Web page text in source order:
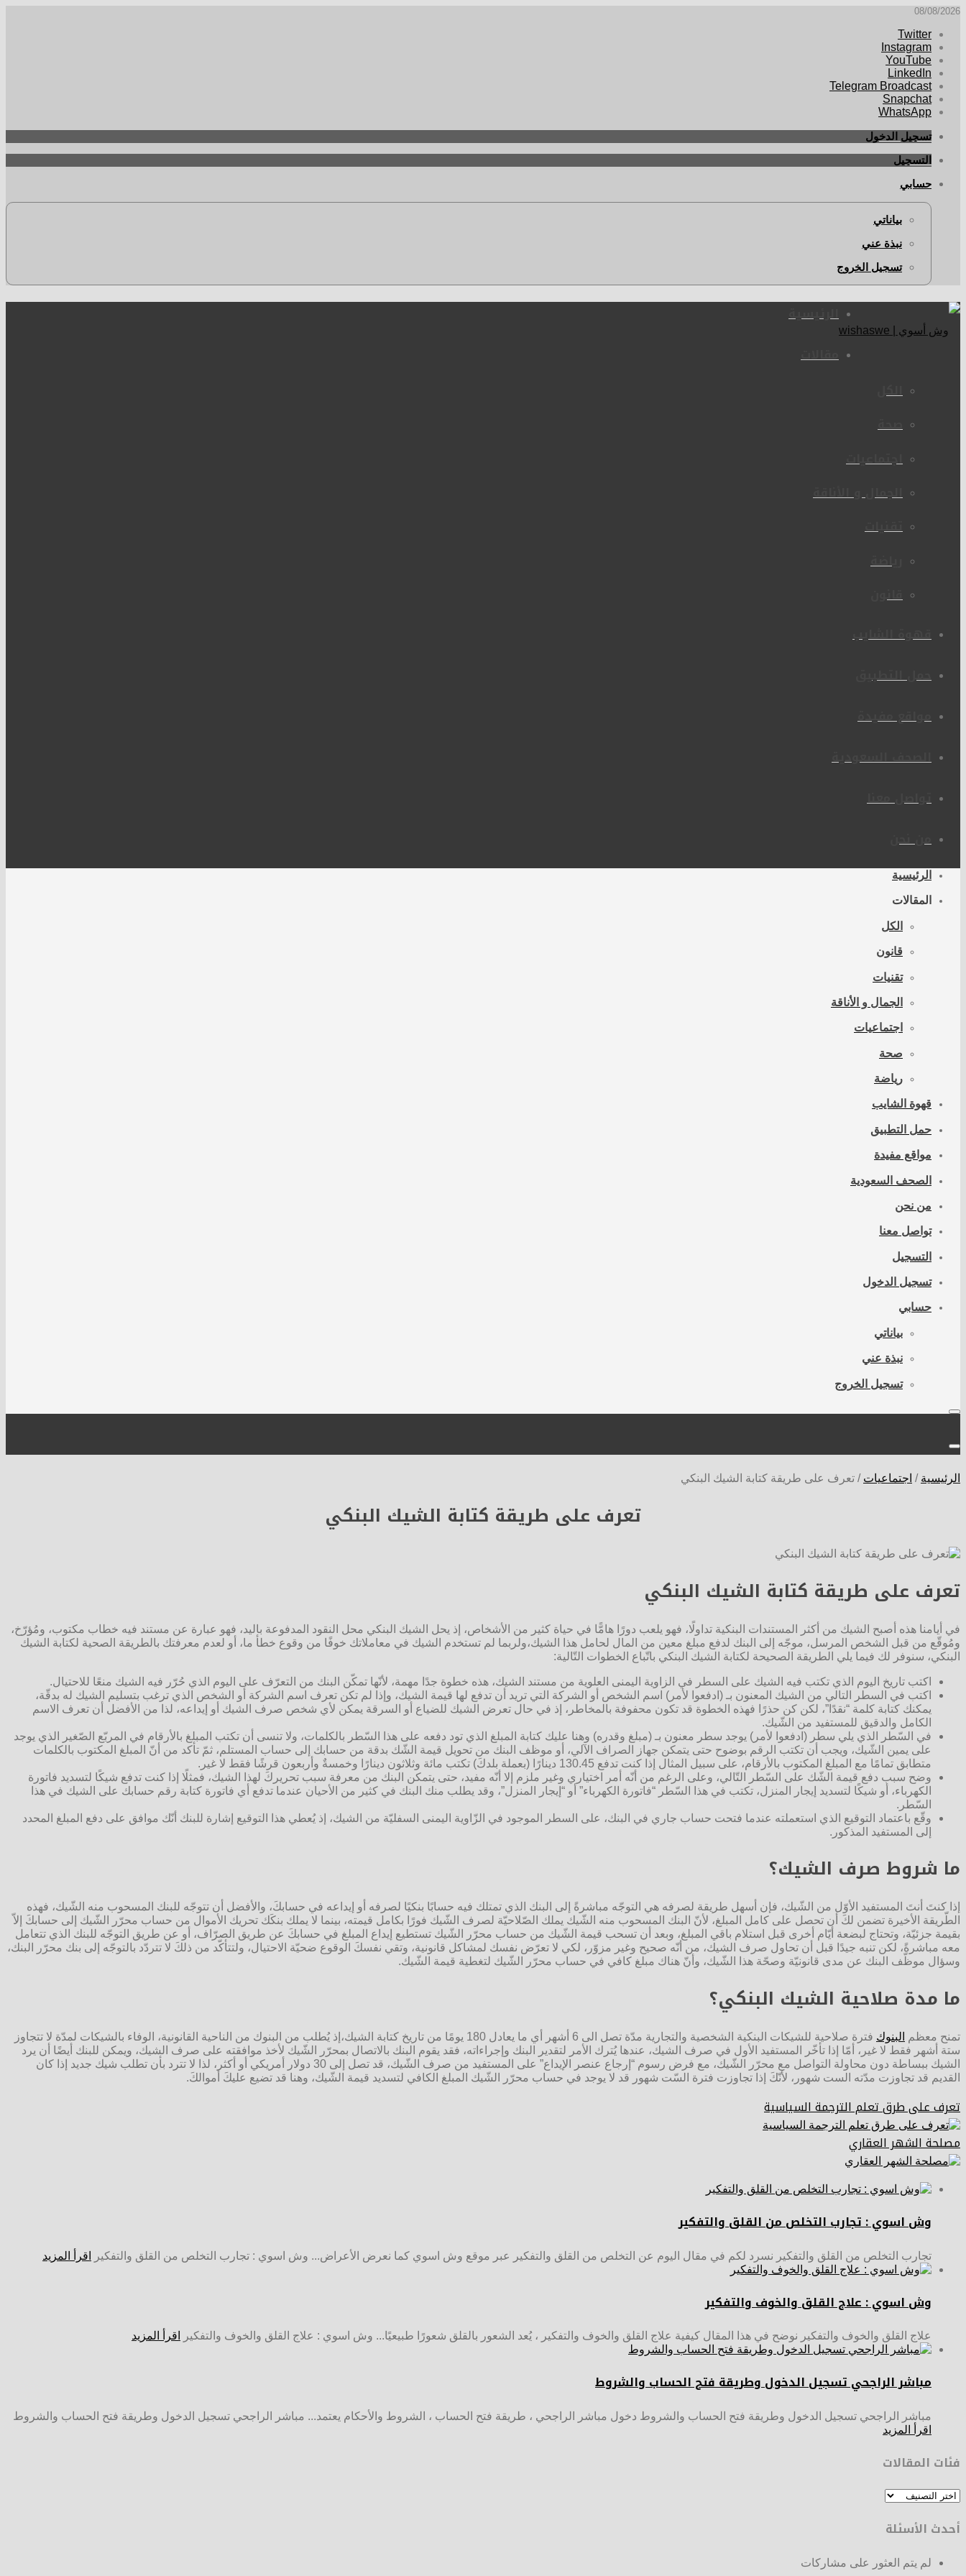
08/08/2026
Twitter
Instagram
YouTube
LinkedIn
Telegram Broadcast
Snapchat
WhatsApp
تسجيل الدخول
التسجيل
حسابي
بياناتي
نبذة عني
تسجيل الخروج
الرئيسية
مقالات
الكل
صحة
اجتماعيات
الجمال و الأناقة
تقنيات
رياضة
قانون
قهوة الشايب
حمل التطبيق
مواقع مفيدة
الصحف السعودية
تواصل معنا
من نحن
الرئيسية
المقالات
الكل
قانون
تقنيات
الجمال و الأناقة
اجتماعيات
صحة
رياضة
قهوة الشايب
حمل التطبيق
مواقع مفيدة
الصحف السعودية
من نحن
تواصل معنا
التسجيل
تسجيل الدخول
حسابي
بياناتي
نبذة عني
تسجيل الخروج
الرئيسية / اجتماعيات / تعرف على طريقة كتابة الشيك البنكي
تعرف على طريقة كتابة الشيك البنكي
تعرف على طريقة كتابة الشيك البنكي
في أيامنا هذه أصبح الشيك من أكثر المستندات البنكية تداولًا، فهو يلعب دورًا هامًّا في حياة كثير من الأشخاص، إذ يحل الشيك البنكي محل النقود المدفوعة باليد، فهو عبارة عن مستند فيه خطاب مكتوب، ومُؤرّخ،
ومُوقّع من قبل الشخص المرسل، موجّه إلى البنك لدفع مبلغ معين من المال لحامل هذا الشيك،ولربما لم تستخدم الشيك في معاملاتك خوفًا من وقوع خطأ ما، أو لعدم معرفتك بالطريقة الصحية لكتابة الشيك
البنكي، سنوفر لك فيما يلي الطريقة الصحيحة لكتابة الشيك البنكي باتّباع الخطوات التّالية:
اكتب تاريخ اليوم الذي تكتب فيه الشيك على السطر في الزاوية اليمنى العلوية من مستند الشيك، هذه خطوة جدًا مهمة، لأنّها تمكّن البنك من التعرّف على اليوم الذي حُرّر فيه الشيك منعًا للاحتيال.
اكتب في السطر التالي من الشيك المعنون بـ (ادفعوا لأمر) اسم الشخص أو الشركة التي تريد أن تدفع لها قيمة الشيك، وإذا لم تكن تعرف اسم الشركة أو الشخص الذي ترغب بتسليم الشيك له بدقّة،
يمكنك كتابة كلمة “نقدًا”، لكن كن حذرًا فهذه الخطوة قد تكون محفوفة بالمخاطر، إذ في حال تعرض الشيك للضياع أو السرقة يمكن لأي شخص صرف الشيك أو إيداعه، لذا من الأفضل أن تعرف الاسم
الكامل والدقيق للمستفيد من الشّيك.
في السّطر الذي يلي سطر (ادفعوا لأمر) يوجد سطر معنون بـ (مبلغ وقدره) وهنا عليك كتابة المبلغ الذي تود دفعه على هذا السّطر بالكلمات، ولا تنسى أن تكتب المبلغ بالأرقام في المربّع الصّغير الذي يوجد
على يمين الشّيك، ويجب أن تكتب الرقم بوضوح حتى يتمكن جهاز الصراف الآلي، أو موظف البنك من تحويل قيمة الشّك بدقة من حسابك إلى حساب المستلم، ثمّ تأكد من أنّ المبلغ المكتوب بالكلمات
متطابق تمامًا مع المبلغ المكتوب بالأرقام، على سبيل المثال إذا كنت تدفع 130.45 دينارًا (بعملة بلدكَ) تكتب مائة وثلاثون دينارًا وخمسةٌ وأربعون قرشًا فقط لا غير.
وضح سبب دفع قيمة الشّك على السّطر التّالي، وعلى الرغم من أنّه أمر اختياري وغير ملزم إلا أنّه مفيد، حتى يتمكن البنك من معرفة سبب تحريركَ لهذا الشيك، فمثلًا إذا كنت تدفع شيكًا لتسديد فاتورة
الكهرباء، أو شيكًا لتسديد إيجار المنزل، تكتب في هذا السّطر “فاتورة الكهرباء” أو “إيجار المنزل”، وقد يطلب منك البنك في كثير من الأحيان عندما تدفع أي فاتورة كتابة رقم حسابك على الشيك في هذا
السّطر.
وقّع باعتماد التوقيع الذي استعملته عندما فتحت حساب جاري في البنك، على السطر الموجود في الزّاوية اليمنى السفليّة من الشيك، إذ يُعطي هذا التوقيع إشارة للبنك أنّك موافق على دفع المبلغ المحدد
إلى المستفيد المذكور.
ما شروط صرف الشيك؟
إذا كنتَ أنتَ المستفيد الأوّل من الشّيك، فإن أسهل طريقة لصرفه هي التوجّه مباشرةً إلى البنك الذي تمتلك فيه حسابًا بنكيًا لصرفه أو إيداعه في حسابكَ، والأفضل أن تتوجّه للبنك المسحوب منه الشّيك، فهذه
الطّريقة الأخيرة تضمن لكَ أن تحصل على كامل المبلغ، لأنّ البنك المسحوب منه الشّيك يملك الصّلاحيّة لصرف الشّيك فورًا بكامل قيمته، بينما لا يملك بنكَك تحريك الأموال من حساب محرّر الشّيك إلى حسابكَ إلاّ
بقيمة جزئيّة، وتحتاج لبضعة أيّام أخرى قبل استلام باقي المبلغ، وبعد أن تسحب قيمة الشّيك من حساب محرّر الشّيك تستطيع إيداع المبلغ في حسابكَ عن طريق الصرّاف، أو عن طريق التوجّه للبنك الذي تتعامل
معه مباشرةً، لكن تنبه جيدًا قبل أن تحاول صرف الشيك، من أنّه صحيح وغير مزوّر، لكي لا تعرّض نفسك لمشاكل قانونية، وتقي نفسكَ الوقوع ضحيّة الاحتيال، ولتتأكّد من ذلكَ لا تتردّد بالتوجّه إلى بنك محرّر البنك،
وسؤال موظّف البنك عن مدى قانونيّة وصحّة هذا الشّيك، وأنّ هناك مبلغ كافي في حساب محرّر الشّيك لتغطية قيمة الشّيك.
ما مدة صلاحية الشيك البنكي؟
تمنح معظم البنوك
فترة صلاحية للشيكات البنكية الشخصية والتجارية مدّة تصل الى 6 أشهر أي ما يعادل 180 يومًا من تاريخ كتابة الشيك،إذ يُطلب من البنوك من الناحية القانونية، الوفاء بالشيكات لمدّة لا تتجاوز
ستة أشهر فقط لا غير، أمّا إذا تأخّر المستفيد الأول في صرف الشيك، عندها يُترك الأمر لتقدير البنك وإجراءاته، فقد يقوم البنك بالاتصال بمحرّر الشّيك لأخذ موافقته على صرف الشيك، ويمكن للبنك أيضًا أن يرد
الشيك ببساطة دون محاولة التواصل مع محرّر الشّيك، مع فرض رسوم “إرجاع عنصر الإيداع” على المستفيد من صرف الشّيك، قد تصل إلى 30 دولار أمريكي أو أكثر، لذا لا تترد بأن تطلب شيك جديد إذا كان
القديم قد تجاوزت مدّته الست شهور، لأنّكَ إذا تجاوزت فترة السّت شهور قد لا يوجد في حساب محرّر الشّيك المبلغ الكافي لتسديد قيمة الشّيك، وهنا قد تضيع عليكَ أموالكَ.
تعرف على طرق تعلم الترجمة السياسية
مصلحة الشهر العقاري
وش اسوي : تجارب التخلص من القلق والتفكير
تجارب التخلص من القلق والتفكير نسرد لكم في مقال اليوم عن التخلص من القلق والتفكير عبر موقع وش اسوي كما نعرض الأعراض... وش اسوي : تجارب التخلص من القلق والتفكير اقرأ المزيد
وش اسوي : علاج القلق والخوف والتفكير
علاج القلق والخوف والتفكير نوضح في هذا المقال كيفية علاج القلق والخوف والتفكير ، يُعد الشعور بالقلق شعورًا طبيعيًا... وش اسوي : علاج القلق والخوف والتفكير اقرأ المزيد
مباشر الراجحي تسجيل الدخول وطريقة فتح الحساب والشروط
مباشر الراجحي تسجيل الدخول وطريقة فتح الحساب والشروط دخول مباشر الراجحي ، طريقة فتح الحساب ، الشروط والأحكام يعتمد... مباشر الراجحي تسجيل الدخول وطريقة فتح الحساب والشروط
اقرأ المزيد
فئات المقالات
فئات
أحدث الأسئلة
لم يتم العثور على مشاركات